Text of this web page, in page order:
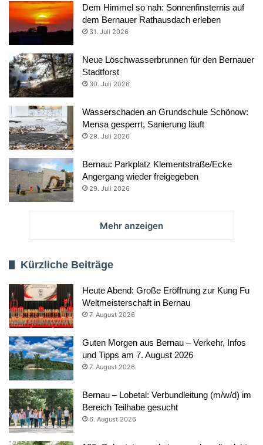
Dem Himmel so nah: Sonnenfinsternis auf
dem Bernauer Rathausdach erleben
31. Juli 2026
Neue Löschwasserbrunnen für den Bernauer
Stadtforst
30. Juli 2026
Wasserschaden an Grundschule Schönow:
Mensa gesperrt, Sanierung läuft
29. Juli 2026
Bernau: Parkplatz Klementstraße/Ecke
Angergang wieder freigegeben
29. Juli 2026
Mehr anzeigen
Kürzliche Beiträge
Heute Abend: Große Eröffnung zur Kung Fu
Weltmeisterschaft in Bernau
7. August 2026
Guten Morgen aus Bernau – Verkehr, Infos
und Tipps am 7. August 2026
7. August 2026
Bernau – Lobetal: Verbundleitung (m/w/d) im
Bereich Teilhabe gesucht
6. August 2026